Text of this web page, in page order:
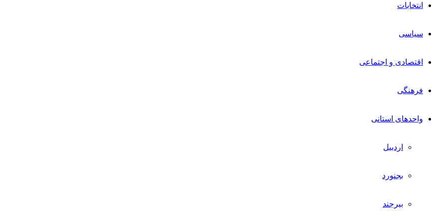
انتخابات
سیاسی
اقتصادی و اجتماعی
فرهنگی
واحدهای استانی
اردبیل
بجنورد
بیرجند